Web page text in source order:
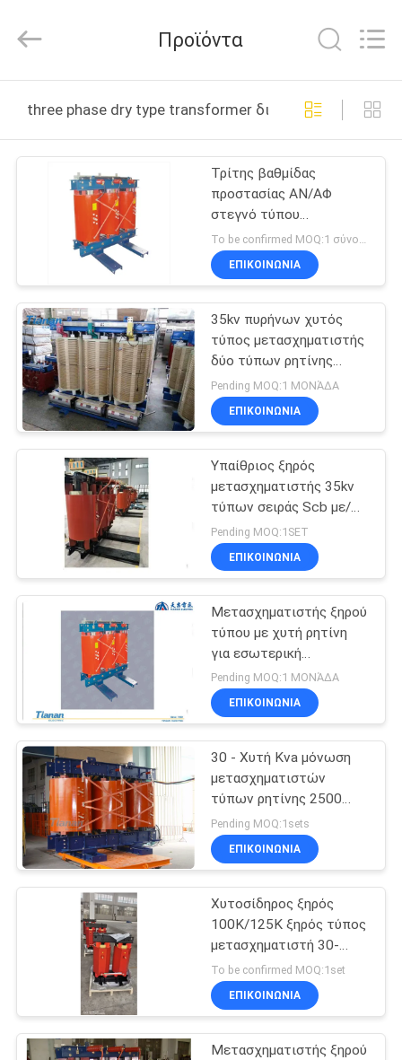
ΠΡΟΪΌΝΤΑ
ΕΜΦΆΝΙΣΗ
ΠΕΡΊΠΟΥ
ΕΜΕΊΣ
ΓΎΡΟΣ
ΕΡΓΟΣΤΑΣΊΩΝ
ΠΟΙΟΤΙΚΌΣ
ΈΛΕΓΧΟΣ
ΕΛΆΤΕ
ΕΠΑΦΉ
ΕΙΔΉΣΕΙΣ
ΖΗΤΉΣΤΕ
ΈΝΑ
ΑΠΌΣΠΑΣΜΑ
SITEMAP
PRIVACY
POLICY
(Group)
Co.,Ltd..
Reserved.
Προϊόντα
three phase dry type transformer διαδικτυακή
Τρίτης βαθμίδας
προστασίας ΑΝ/ΑΦ
στεγνό τύπου
μετασχηματιστές για
εσωτερική/εξωτερική
εγκατάσταση
To be confirmed MOQ:1 σύνολο
ΕΠΙΚΟΙΝΩΝΊΑ
35kv πυρήνων χυτός
τύπος μετασχηματιστής
δύο τύπων ρητίνης
ξηρός άνεμος
μετασχηματιστής
Pending MOQ:1 ΜΟΝΆΔΑ
ΕΠΙΚΟΙΝΩΝΊΑ
Υπαίθριος ξηρός
μετασχηματιστής 35kv
τύπων σειράς Scb με/AF
που δροσίζουν τον
τρόπο
Pending MOQ:1SET
ΕΠΙΚΟΙΝΩΝΊΑ
Μετασχηματιστής ξηρού
τύπου με χυτή ρητίνη
για εσωτερική
εγκατάσταση 11~35kV
με διάρκεια ζωής 20 έτη
Pending MOQ:1 ΜΟΝΆΔΑ
ΕΠΙΚΟΙΝΩΝΊΑ
30 - Χυτή Kva μόνωση
μετασχηματιστών
τύπων ρητίνης 2500
ξηρά λεπτά με χαμηλού
θορύβου
Pending MOQ:1sets
ΕΠΙΚΟΙΝΩΝΊΑ
Χυτοσίδηρος ξηρός
100K/125K ξηρός τύπος
μετασχηματιστή 30-
10000Kva για τη διανομή
χαμηλών απωλειών
To be confirmed MOQ:1set
ΕΠΙΚΟΙΝΩΝΊΑ
Μετασχηματιστής ξηρού